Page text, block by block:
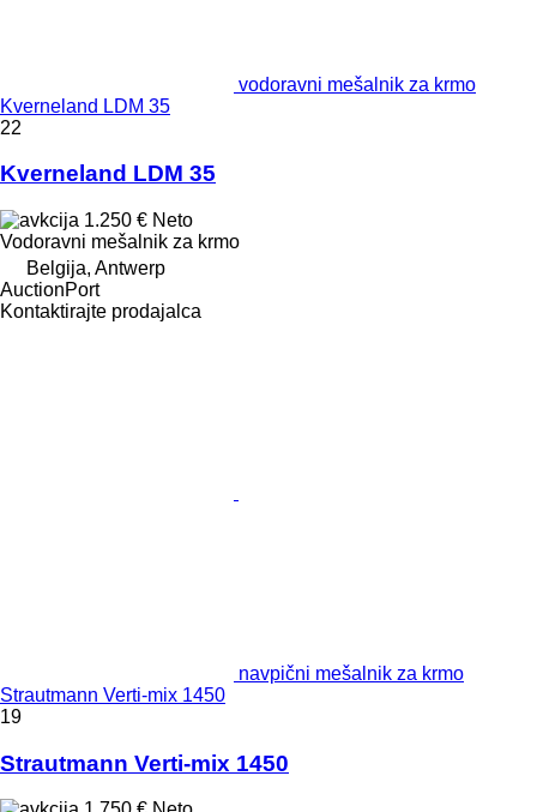
vodoravni mešalnik za krmo
Kverneland LDM 35
22
Kverneland LDM 35
1.250 € Neto
Vodoravni mešalnik za krmo
Belgija, Antwerp
AuctionPort
Kontaktirajte prodajalca
navpični mešalnik za krmo
Strautmann Verti-mix 1450
19
Strautmann Verti-mix 1450